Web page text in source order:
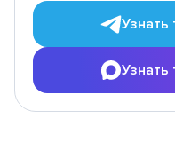
Узнать
Узнать